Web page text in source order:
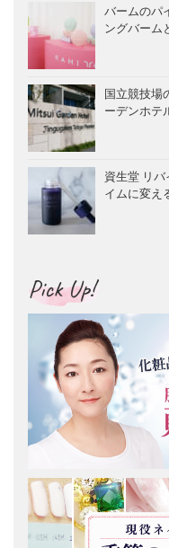
バームのパ
ングバーム
国立競技場
ーデンホテ
資生堂 リ
イムに変え
Pick Up!